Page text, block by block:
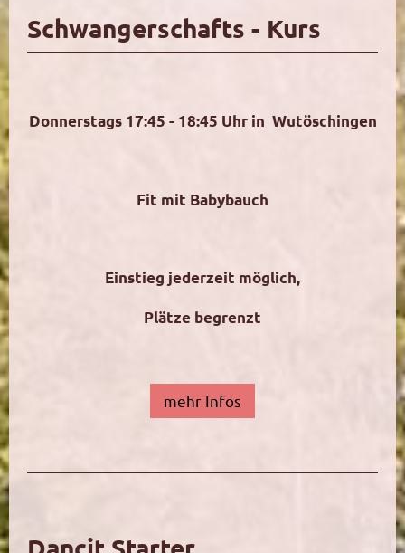
Schwangerschafts - Kurs
Donnerstags 17:45 - 18:45 Uhr in Wutöschingen
Fit mit Babybauch
Einstieg jederzeit möglich,
Plätze begrenzt
mehr Infos